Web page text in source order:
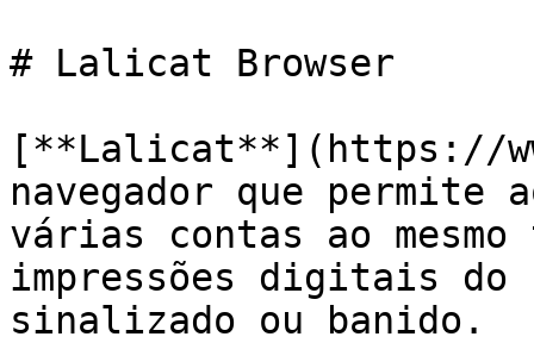
# Lalicat Browser
[**Lalicat**](https://
navegador que permite
várias contas ao
impressões digitais do
sinalizado ou banido.